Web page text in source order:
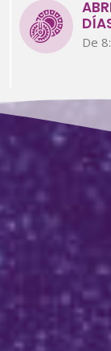
De